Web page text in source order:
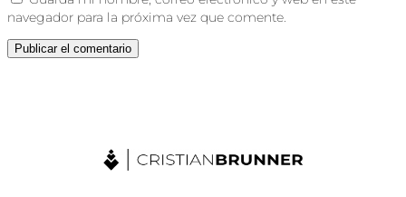
navegador para la próxima vez que comente.